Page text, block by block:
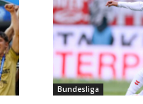
Bundesliga